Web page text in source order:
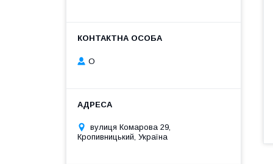
О
вулиця Комарова 29,
Кропивницький, Україна